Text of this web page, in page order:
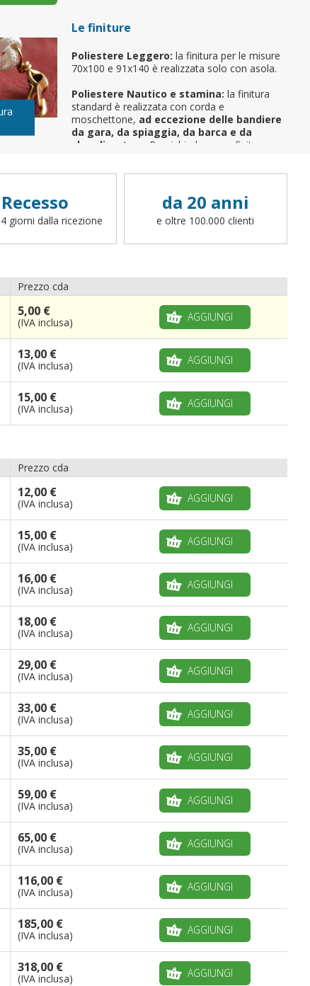
Le finiture
Poliestere Leggero: la finitura per le misure
70x100 e 91x140 è realizzata solo con asola.
Poliestere Nautico e stamina: la finitura
standard è realizzata con corda e
moschettone, ad eccezione delle bandiere
da gara, da spiaggia, da barca e da
sbandieratore
. Per richiedere una finitura
fettucce, ganci o altro, potete scrivere a
Recesso
giorni dalla ricezione
da 20 anni
e oltre 100.000 clienti
Prezzo cda
5,00 €
(IVA inclusa) AGGIUNGI
13,00 €
(IVA inclusa) AGGIUNGI
15,00 €
(IVA inclusa) AGGIUNGI
Prezzo cda
12,00 €
(IVA inclusa) AGGIUNGI
15,00 €
(IVA inclusa) AGGIUNGI
16,00 €
(IVA inclusa) AGGIUNGI
18,00 €
(IVA inclusa) AGGIUNGI
29,00 €
(IVA inclusa) AGGIUNGI
33,00 €
(IVA inclusa) AGGIUNGI
35,00 €
(IVA inclusa) AGGIUNGI
59,00 €
(IVA inclusa) AGGIUNGI
65,00 €
(IVA inclusa) AGGIUNGI
116,00 €
(IVA inclusa) AGGIUNGI
185,00 €
(IVA inclusa) AGGIUNGI
318,00 €
(IVA inclusa) AGGIUNGI